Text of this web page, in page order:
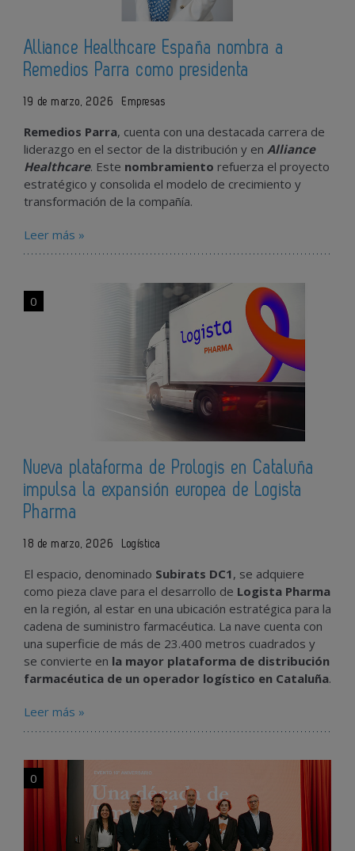
Alliance Healthcare España nombra a
Remedios Parra como presidenta
19 de marzo, 2026 Empresas
Remedios Parra, cuenta con una destacada carrera de
liderazgo en el sector de la distribución y en Alliance
Healthcare. Este nombramiento refuerza el proyecto
estratégico y consolida el modelo de crecimiento y
transformación de la compañía.
Leer más »
0
Nueva plataforma de Prologis en Cataluña
impulsa la expansión europea de Logista
Pharma
18 de marzo, 2026 Logística
El espacio, denominado Subirats DC1, se adquiere
como pieza clave para el desarrollo de Logista Pharma
en la región, al estar en una ubicación estratégica para la
cadena de suministro farmacéutica. La nave cuenta con
una superficie de más de 23.400 metros cuadrados y
se convierte en la mayor plataforma de distribución
farmacéutica de un operador logístico en Cataluña.
Leer más »
0